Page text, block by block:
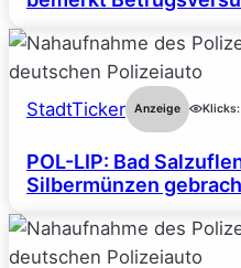
StadtTicker Anzeige Klicks:
POL-LIP: Bad
Silbermünzen